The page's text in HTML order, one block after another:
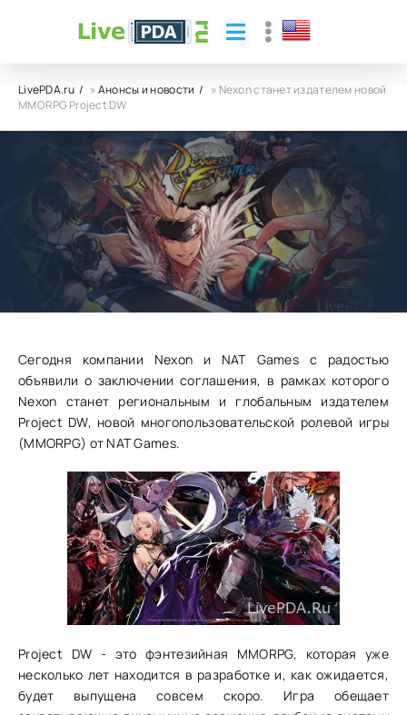
LivePDA.ru »Анонсы и новости
» Nexon станет издателем новой
MMORPG Project DW
Nexon станет издателем новой
MMORPG Project DW
01.07.24 7 0
Сегодня компании Nexon и NAT Games с радостью
объявили о заключении соглашения, в рамках которого
Nexon станет региональным и глобальным издателем
Project DW, новой многопользовательской ролевой игры
(MMORPG) от NAT Games.
Project DW - это фэнтезийная MMORPG, которая уже
несколько лет находится в разработке и, как ожидается,
будет выпущена совсем скоро. Игра обещает